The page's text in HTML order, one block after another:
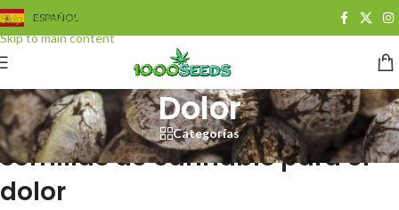
Skip to navigation
Skip to main content
ESPAÑOL
Dolor
Categorías
Semillas de cannabis para el
dolor